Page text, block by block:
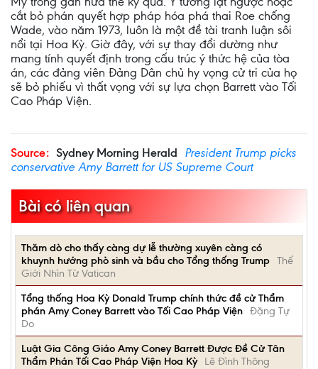
cắt bỏ phán quyết hợp pháp hóa phá thai Roe chống
Wade, vào năm 1973, luôn là một đề tài tranh luận sôi
nổi tại Hoa Kỳ. Giờ đây, với sự thay đổi dường như
mang tính quyết định trong cấu trúc ý thức hệ của tòa
án, các đảng viên Đảng Dân chủ hy vọng cử tri của họ
sẽ bỏ phiếu vì thất vọng với sự lựa chọn Barrett vào Tối
Cao Pháp Viện.
Source: Sydney Morning Herald President Trump picks
conservative Amy Barrett for US Supreme Court
Bài có liên quan
Thăm dò cho thấy càng dự lễ thường xuyên càng có
khuynh hướng phò sinh và bầu cho Tổng thống Trump Thế
Giới Nhìn Từ Vatican
Tổng thống Hoa Kỳ Donald Trump chính thức đề cử Thẩm
phán Amy Coney Barrett vào Tối Cao Pháp Viện Đặng Tự
Do
Luật Gia Công Giáo Amy Coney Barrett Được Đề Cử Tân
Thẩm Phán Tối Cao Pháp Viện Hoa Kỳ
Lê Đình Thông